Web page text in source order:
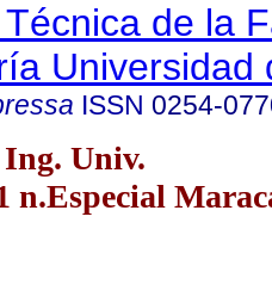
de la
Universidad
ISSN 0254-
Ing. Univ.
n.Especial